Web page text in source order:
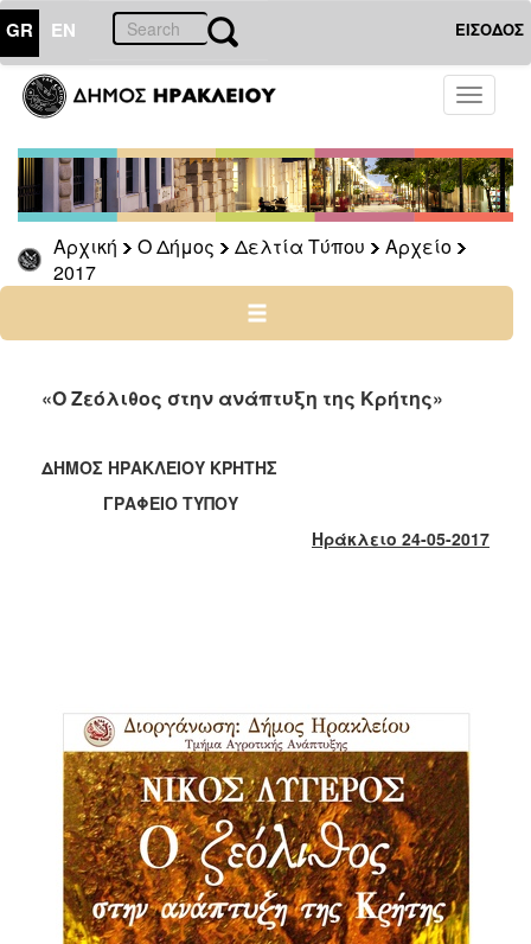
GR EN ΕΙΣΟΔΟΣ
Toggle
Αρχική Ο Δήμος Δελτία Τύπου
Αρχείο
2017
ΔΗΜΟΣ
Δελτία
Τύπου
Αρχείο
2026
2025
2022
2020
2019
2012
2011
2010
2006
«Ο Ζεόλιθος στην ανάπτυξη της Κρήτης»
ΔΗΜΟΣ ΗΡΑΚΛΕΙΟΥ ΚΡΗΤΗΣ
ΓΡΑΦΕΙΟ ΤΥΠΟΥ
Ηράκλειο 24-05-2017